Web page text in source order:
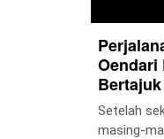
Oendari
Bertajuk
Setelah
masing-